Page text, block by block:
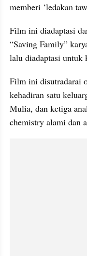
memberi ‘ledakan
Film ini diadaptasi
“Saving Family”
lalu diadaptasi untuk
Film ini disutradarai
kehadiran satu
Mulia, dan ketiga
chemistry alami dan